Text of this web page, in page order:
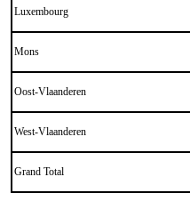
Luxembourg
Mons
Oost-Vlaanderen
West-Vlaanderen
Grand Total